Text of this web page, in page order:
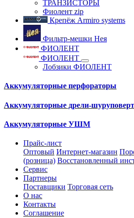
ТРАНЗИСТОРЫ
Фиолент zip
Крепёж Armiro systems
Фильтр-мешки Нея
ФИОЛЕНТ
ФИОЛЕНТ
Лобзики ФИОЛЕНТ
Аккумуляторные перфораторы
Аккумуляторные дрели-
Аккумуляторные УШМ
Прайс-лист
Оптовый Интернет-магазин
(розница) Восстановленный
Сервис
Партнеры
Поставщики Торговая сеть
О нас
Контакты
Соглашение